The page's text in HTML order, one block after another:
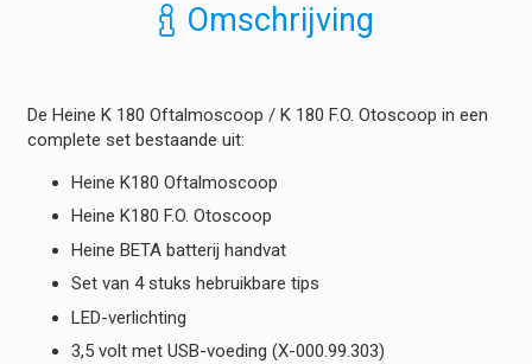
Combi
Kit
Omschrijving
De Heine K 180 Oftalmoscoop / K 180 F.O. Otoscoop in een
complete set bestaande uit:
Heine K180 Oftalmoscoop
Heine K180 F.O. Otoscoop
Heine BETA batterij handvat
Set van 4 stuks hebruikbare tips
LED-verlichting
3,5 volt met USB-voeding (X-000.99.303)